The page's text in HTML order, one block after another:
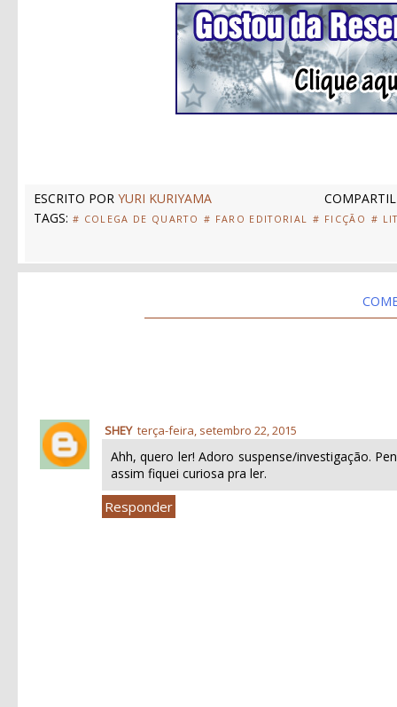
ESCRITO POR YURI KURIYAMA
TAGS: # COLEGA DE QUARTO # FARO EDITORIAL # FICÇÃO #
SHEY terça-feira, setembro 22, 2015
Ahh, quero ler! Adoro suspense/investigação.
assim fiquei curiosa pra ler.
Responder